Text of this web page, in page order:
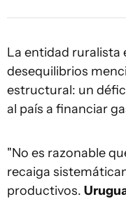
La entidad ruralista
desequilibrios
estructural: un
al país a financiar
"No es razonable
recaiga
productivos.